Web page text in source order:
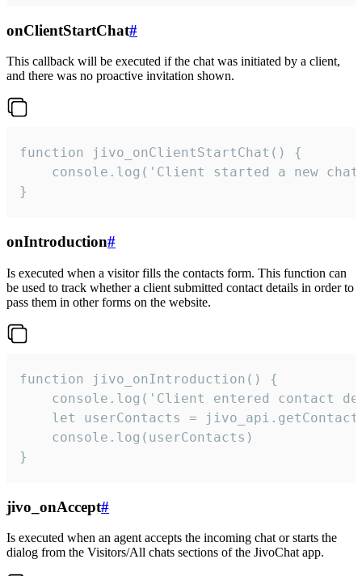
onClientStartChat#
This callback will be executed if the chat was initiated by a client,
and there was no proactive invitation shown.
function jivo_onClientStartChat() {
console.log('Client started a new
}
onIntroduction#
Is executed when a visitor fills the contacts form. This function can
be used to track whether a client submitted contact details in order to
pass them in other forms on the website.
function jivo_onIntroduction() {
console.log('Client entered contact
let userContacts =
    console.log(userContacts)
}
jivo_onAccept#
Is executed when an agent accepts the incoming chat or starts the
dialog from the Visitors/All chats sections of the JivoChat app.